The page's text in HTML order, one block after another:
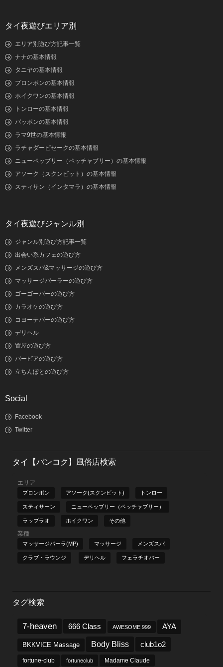
タイ夜遊びエリア別
エリア別遊び方記事一覧
ナナの基本情報
タニヤの基本情報
プロンポンの基本情報
ホイクワンの基本情報
トンローの基本情報
パッポンの基本情報
ラマ9世の基本情報
ラチャダーピセークの基本情報
ニューペッブリー（ペッチャブリー）の基本情報
アソーク（スクンビット）の基本情報
スティサン（インタマラ）の基本情報
タイ夜遊びジャンル別
ジャンル別遊び方記事一覧
出会い系カフェの遊び方
メンズスパ&マッサージの遊び方
マッサージパーラーの遊び方
ゴーゴーバーの遊び方
カラオケの遊び方
コヨーテバーの遊び方
デリヘル
置屋の遊び方
バービアの遊び方
立ちんぼとの遊び方
Social
Facebook
Twitter
タイ【バンコク】風俗店検索
エリア
プロンポン アソーク(スクンビット) トンロー
スティサーン ニューペッブリー（ペッチャブリー）
ラップラオ ホイクワン その他
業種
マッサージパーラ(MP) マッサージ メンズスパ
クラブ・ラウンジ デリヘル フェラチオバー
タグ検索
7-heaven 666 Class AWESOME 999 AYA
BKKVICE Massage Body Bliss club1o2
fortune-club fortuneclub Madame Claude